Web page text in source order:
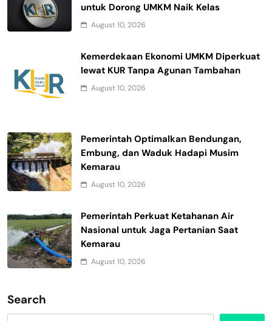
untuk Dorong UMKM Naik Kelas
August 10, 2026
Kemerdekaan Ekonomi UMKM Diperkuat
lewat KUR Tanpa Agunan Tambahan
August 10, 2026
Pemerintah Optimalkan Bendungan,
Embung, dan Waduk Hadapi Musim
Kemarau
August 10, 2026
Pemerintah Perkuat Ketahanan Air
Nasional untuk Jaga Pertanian Saat
Kemarau
August 10, 2026
Search